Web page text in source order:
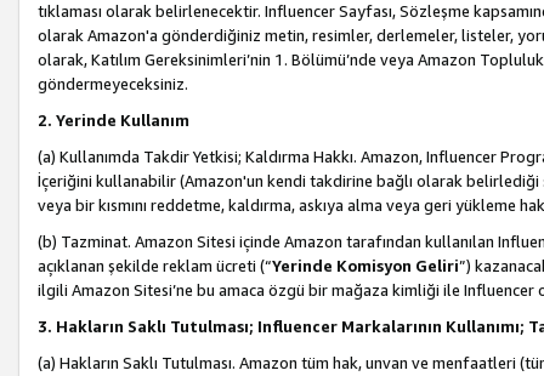
tıklaması olarak belirlenecektir. Influencer Sayfası, Sözleşme
olarak Amazon'a gönderdiğiniz metin, resimler, derlemeler, listeler,
olarak, Katılım Gereksinimleri’nin 1. Bölümü’nde veya Amazon
göndermeyeceksiniz.
2. Yerinde Kullanım
(a) Kullanımda Takdir Yetkisi; Kaldırma Hakkı. Amazon, Influencer
İçeriğini kullanabilir (Amazon'un kendi takdirine bağlı olarak belirlediği
veya bir kısmını reddetme, kaldırma, askıya alma veya geri yükleme
(b) Tazminat. Amazon Sitesi içinde Amazon tarafından kullanılan
açıklanan şekilde reklam ücreti (“Yerinde Komisyon Geliri”)
ilgili Amazon Sitesi’ne bu amaca özgü bir mağaza kimliği ile Influencer
3. Hakların Saklı Tutulması; Influencer Markalarının Kullanımı;
(a) Hakların Saklı Tutulması. Amazon tüm hak, unvan ve menfaatleri